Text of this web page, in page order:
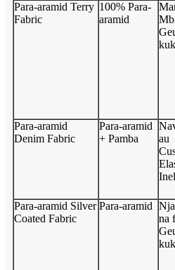
Para-aramid Terry
Fabric
100% Para-
aramid
Para-aramid
Denim Fabric
Para-aramid
+ Pamba
au
Para-aramid Silver
Coated Fabric
Para-aramid
na